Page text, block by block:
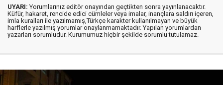
UYARI: Yorumlarınız editör onayından geçtikten sonra yayınlanacaktır.
Küfür, hakaret, rencide edici cümleler veya imalar, inançlara saldırı içeren,
imla kuralları ile yazılmamış,Türkçe karakter kullanılmayan ve büyük
harflerle yazılmış yorumlar onaylanmamaktadır. Yapılan yorumlardan
yazarları sorumludur. Kurumumuz hiçbir şekilde sorumlu tutulamaz.